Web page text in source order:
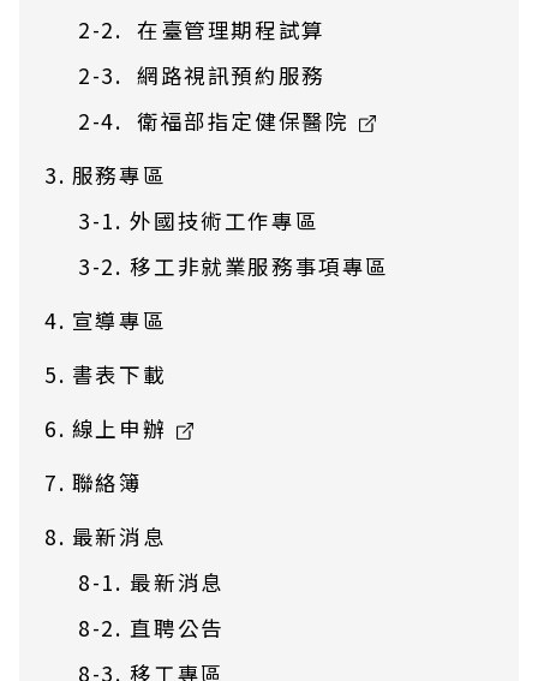
在臺管理期程試算
網路視訊預約服務
衛福部指定健保醫院
服務專區
外國技術工作專區
移工非就業服務事項專區
宣導專區
書表下載
線上申辦
聯絡簿
最新消息
最新消息
直聘公告
移工專區